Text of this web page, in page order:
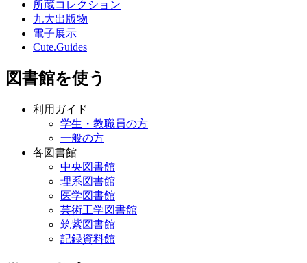
所蔵コレクション
九大出版物
電子展示
Cute.Guides
図書館を使う
利用ガイド
学生・教職員の方
一般の方
各図書館
中央図書館
理系図書館
医学図書館
芸術工学図書館
筑紫図書館
記録資料館